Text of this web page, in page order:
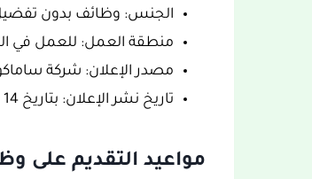
الجنس: وظائف بدون
منطقة العمل: للعمل في
مصدر الإعلان: شركة
تاريخ نشر الإعلان: بتاريخ 14 جمادى الأولى 1445هـ، الموافق 28 تشرين ثاني/نوفمبر 2023.
مواعيد التقديم على